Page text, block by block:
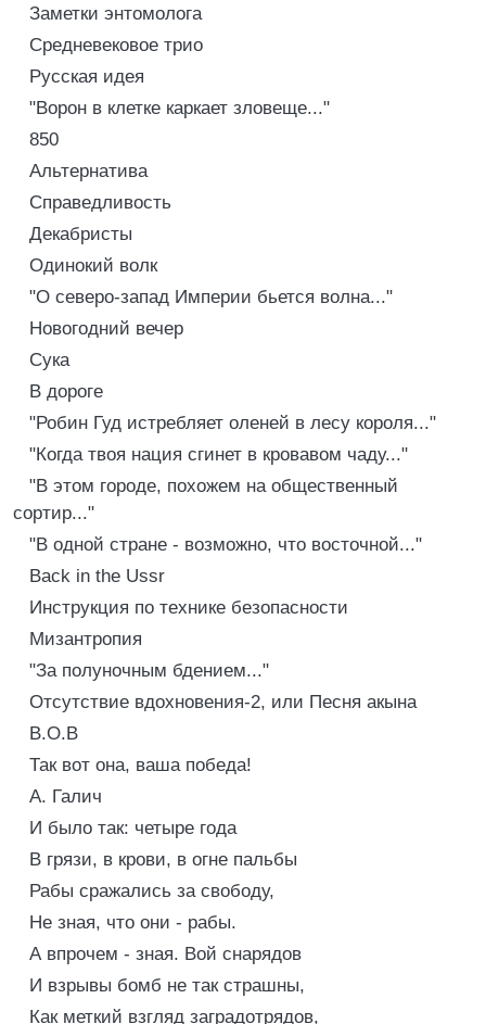
Заметки энтомолога
Средневековое трио
Русская идея
"Ворон в клетке каркает зловеще..."
850
Альтернатива
Справедливость
Декабристы
Одинокий волк
"О северо-запад Империи бьется волна..."
Новогодний вечер
Сука
В дороге
"Робин Гуд истpебляет оленей в лесу коpоля..."
"Когда твоя нация сгинет в кровавом чаду..."
"В этом городе, похожем на общественный
сортир..."
"В одной стране - возможно, что восточной..."
Back in the Ussr
Инструкция по технике безопасности
Мизантропия
"За полуночным бдением..."
Отсутствие вдохновения-2, или Песня акына
В.О.В
Так вот она, ваша победа!
А. Галич
И было так: четыре года
В грязи, в крови, в огне пальбы
Рабы сражались за свободу,
Не зная, что они - рабы.
А впрочем - зная. Вой снарядов
И взрывы бомб не так страшны,
Как меткий взгляд заградотрядов,